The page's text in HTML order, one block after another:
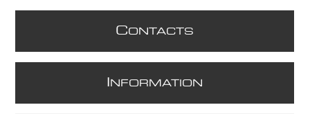
CONTACTS
NFORMATION